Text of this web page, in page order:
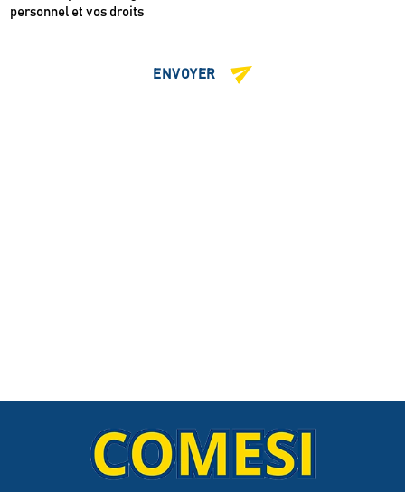
personnel et vos droits
ENVOYER